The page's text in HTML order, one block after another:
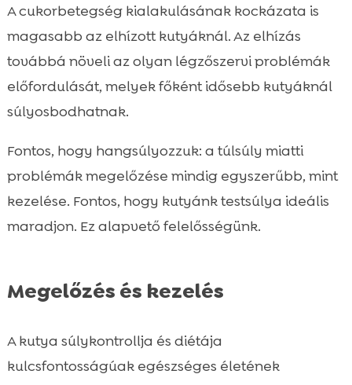
A cukorbetegség kialakulásának kockázata is
magasabb az elhízott kutyáknál. Az elhízás
továbbá növeli az olyan légzőszervi problémák
előfordulását, melyek főként idősebb kutyáknál
súlyosbodhatnak.
Fontos, hogy hangsúlyozzuk: a túlsúly miatti
problémák megelőzése mindig egyszerűbb, mint
kezelése. Fontos, hogy kutyánk testsúlya ideális
maradjon. Ez alapvető felelősségünk.
Megelőzés és kezelés
A kutya súlykontrollja és diétája
kulcsfontosságúak egészséges életének